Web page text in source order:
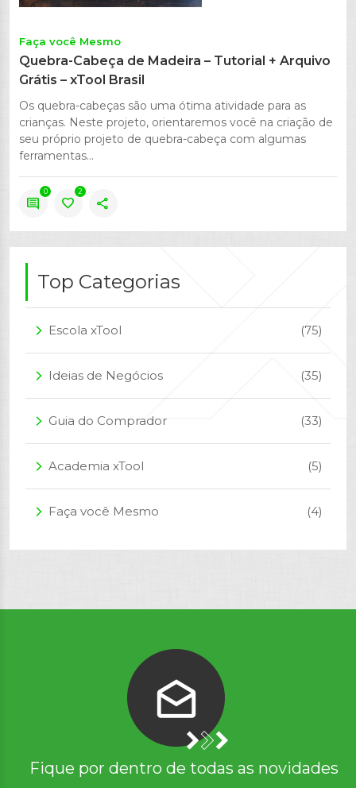
Faça você Mesmo
Quebra-Cabeça de Madeira – Tutorial + Arquivo
Grátis – xTool Brasil
Os quebra-cabeças são uma ótima atividade para as
crianças. Neste projeto, orientaremos você na criação de
seu próprio projeto de quebra-cabeça com algumas
ferramentas...
comment
0
favorite
2
share
Top Categorias
arrow_forward_ios Escola xTool (75)
arrow_forward_ios Ideias de Negócios (35)
arrow_forward_ios Guia do Comprador (33)
arrow_forward_ios Academia xTool (5)
arrow_forward_ios Faça você Mesmo (4)
Fique por dentro de todas as novidades